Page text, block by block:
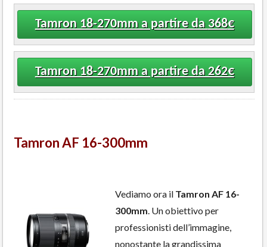
Tamron 18-270mm a partire da 368€
Tamron 18-270mm a partire da 262€
Tamron AF 16-300mm
Vediamo ora il Tamron AF 16-
300mm. Un obiettivo per
professionisti dell’immagine,
nonostante la grandissima